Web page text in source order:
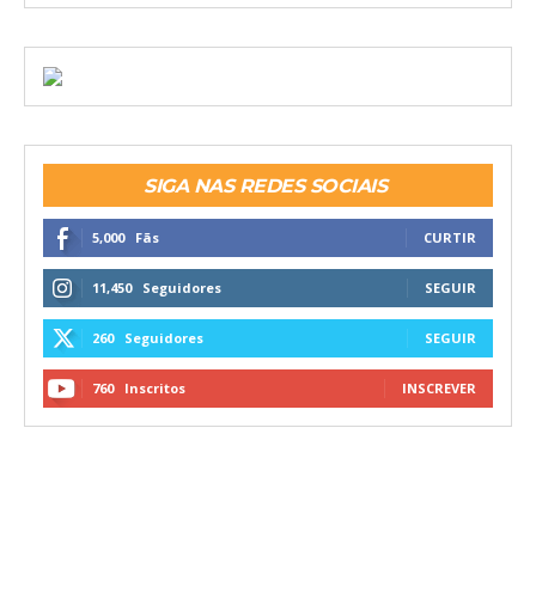
SIGA NAS REDES SOCIAIS
5,000 Fãs CURTIR
11,450 Seguidores SEGUIR
260 Seguidores SEGUIR
760 Inscritos INSCREVER